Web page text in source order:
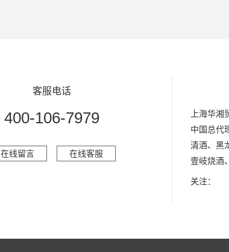
客服电话
400-106-7979
在线留言 在线客服
上海华
中国总代
清酒、黑
壹岐烧酒
关注：